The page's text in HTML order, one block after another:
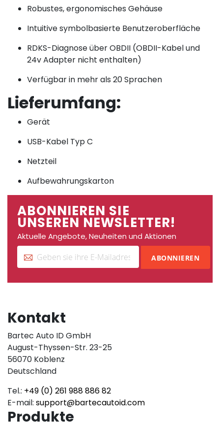
Robustes, ergonomisches Gehäuse
Intuitive symbolbasierte Benutzeroberfläche
RDKS-Diagnose über OBDII (OBDII-Kabel und
24v Adapter nicht enthalten)
Verfügbar in mehr als 20 Sprachen
Lieferumfang:
Gerät
USB-Kabel Typ C
Netzteil
Aufbewahrungskarton
ABONNIEREN SIE
UNSEREN NEWSLETTER!
Aktuelle Angebote, Neuheiten und Aktionen
ABONNIEREN
Kontakt
Bartec Auto ID GmbH
August-Thyssen-Str. 23-25
56070 Koblenz
Deutschland
Tel.: +49 (0) 261 988 886 82
E-mail: support@bartecautoid.com
Produkte